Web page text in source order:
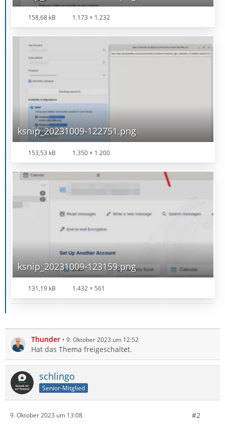
158,68 kB 1.173 × 1.232
ksnip_20231009-122751.png
153,53 kB 1.350 × 1.200
ksnip_20231009-123159.png
131,19 kB 1.432 × 561
Thunder 9. Oktober 2023 um 12:52
Hat das Thema freigeschaltet.
schlingo
Senior-Mitglied
9. Oktober 2023 um 13:08 #2